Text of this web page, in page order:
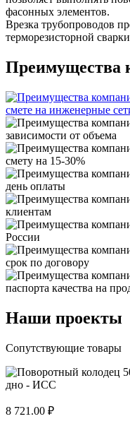
фасонных элементов.
Врезка трубопроводов
терморезисторной
Преимущества
смете на инженерные
зависимости от объема
смету на 15-30%
день оплаты
клиентам
России
срок по договору
паспорта качества на
Наши проекты
Сопутствующие товары
8 721.00 ₽